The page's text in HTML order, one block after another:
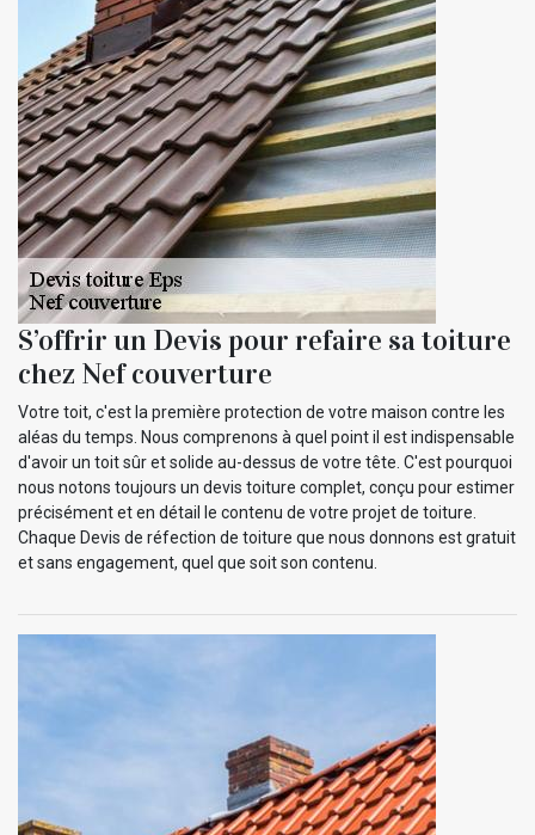
S’offrir un Devis pour refaire sa toiture
chez Nef couverture
Votre toit, c'est la première protection de votre maison contre les
aléas du temps. Nous comprenons à quel point il est indispensable
d'avoir un toit sûr et solide au-dessus de votre tête. C'est pourquoi
nous notons toujours un devis toiture complet, conçu pour estimer
précisément et en détail le contenu de votre projet de toiture.
Chaque Devis de réfection de toiture que nous donnons est gratuit
et sans engagement, quel que soit son contenu.